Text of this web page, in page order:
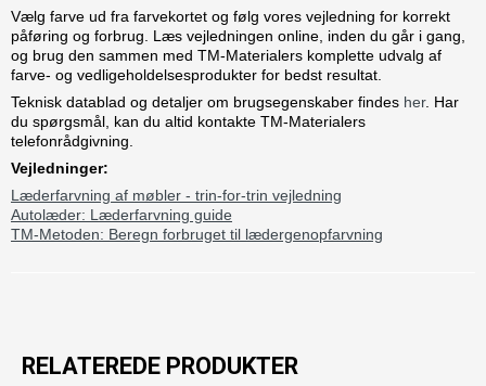
Vælg farve ud fra farvekortet og følg vores vejledning for korrekt
påføring og forbrug. Læs vejledningen online, inden du går i gang,
og brug den sammen med TM-Materialers komplette udvalg af
farve- og vedligeholdelsesprodukter for bedst resultat.
Teknisk datablad og detaljer om brugsegenskaber findes her. Har
du spørgsmål, kan du altid kontakte TM-Materialers
telefonrådgivning.
Vejledninger:
Læderfarvning af møbler - trin-for-trin vejledning
Autolæder: Læderfarvning guide
TM-Metoden: Beregn forbruget til lædergenopfarvning
RELATEREDE PRODUKTER